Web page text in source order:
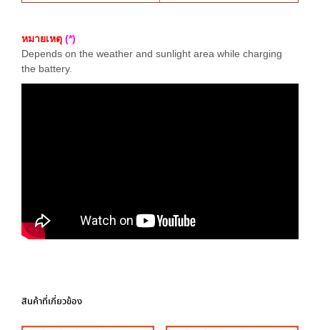
หมายเหตุ (*)
Depends on the weather and sunlight area while charging
the battery.
สินค้าที่เกี่ยวข้อง